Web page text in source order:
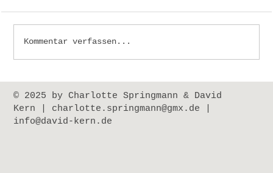
Polyanskaya | Kirgisistan
Kommentar verfassen...
© 2025 by Charlotte Springmann & David
Kern
charlotte.springmann@gmx.de
info@david-kern.de